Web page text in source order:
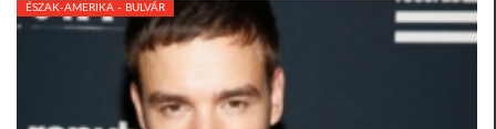
ÉSZAK-AMERIKA - BULVÁR